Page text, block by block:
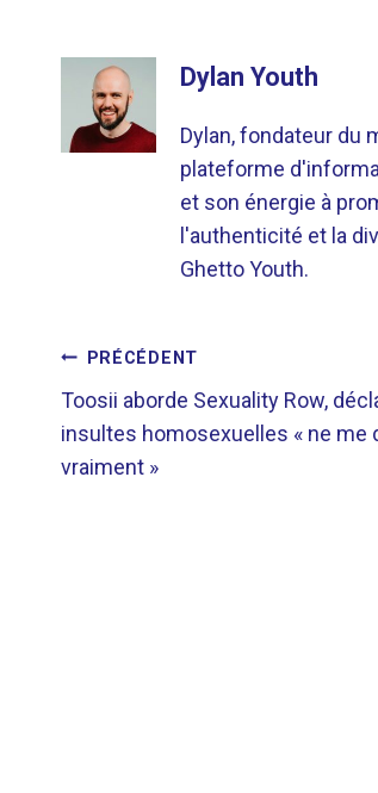
Dylan Youth
Dylan, fondateur du
plateforme
et son énergie à
l'authenticité et la
Ghetto Youth.
DE
L’ARTICLE
PRÉCÉDENT
Toosii aborde Sexuality Row,
insultes homosexuelles « ne me
vraiment »